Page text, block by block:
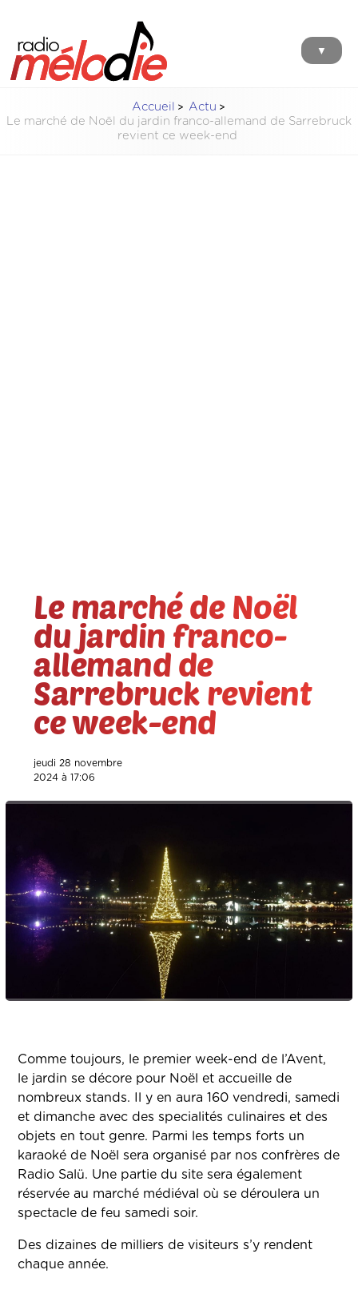
▼
Accueil
Actu
Le marché de Noël du jardin franco-allemand de Sarrebruck
revient ce week-end
Le marché de Noël
du jardin franco-
allemand de
Sarrebruck revient
ce week-end
jeudi 28 novembre
2024 à 17:06
Comme toujours, le premier week-end de l’Avent,
le jardin se décore pour Noël et accueille de
nombreux stands. Il y en aura 160 vendredi, samedi
et dimanche avec des specialités culinaires et des
objets en tout genre. Parmi les temps forts un
karaoké de Noël sera organisé par nos confrères de
Radio Salü. Une partie du site sera également
réservée au marché médiéval où se déroulera un
spectacle de feu samedi soir.
Des dizaines de milliers de visiteurs s’y rendent
chaque année.